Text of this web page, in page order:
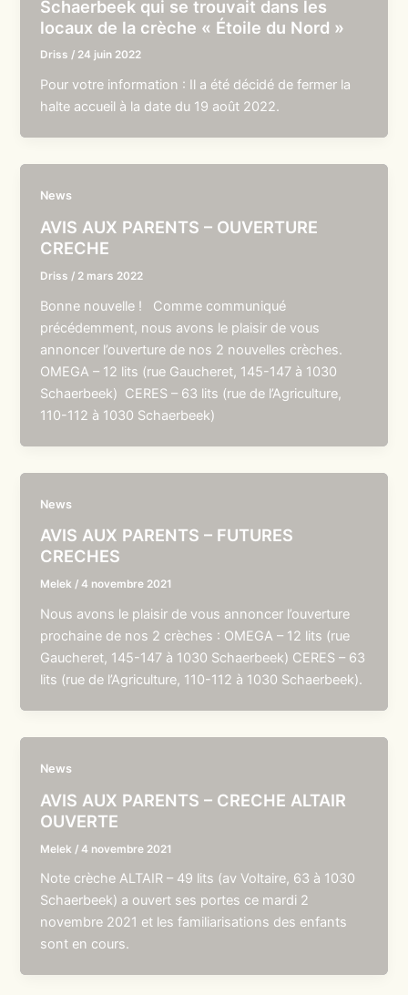
Schaerbeek qui se trouvait dans les
locaux de la crèche « Étoile du Nord »
Driss / 24 juin 2022
Pour votre information : Il a été décidé de fermer la
halte accueil à la date du 19 août 2022.
News
AVIS AUX PARENTS – OUVERTURE
CRECHE
Driss / 2 mars 2022
Bonne nouvelle ! Comme communiqué
précédemment, nous avons le plaisir de vous
annoncer l’ouverture de nos 2 nouvelles crèches.
OMEGA – 12 lits (rue Gaucheret, 145-147 à 1030
Schaerbeek) CERES – 63 lits (rue de l’Agriculture,
110-112 à 1030 Schaerbeek)
News
AVIS AUX PARENTS – FUTURES
CRECHES
Melek /4 novembre 2021
Nous avons le plaisir de vous annoncer l’ouverture
prochaine de nos 2 crèches : OMEGA – 12 lits (rue
Gaucheret, 145-147 à 1030 Schaerbeek) CERES – 63
lits (rue de l’Agriculture, 110-112 à 1030 Schaerbeek).
News
AVIS AUX PARENTS – CRECHE ALTAIR
OUVERTE
Melek /4 novembre 2021
Note crèche ALTAIR – 49 lits (av Voltaire, 63 à 1030
Schaerbeek) a ouvert ses portes ce mardi 2
novembre 2021 et les familiarisations des enfants
sont en cours.